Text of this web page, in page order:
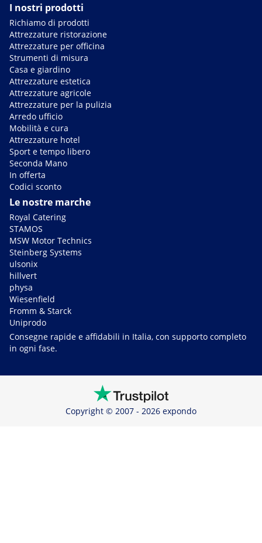
I nostri prodotti
Richiamo di prodotti
Attrezzature ristorazione
Attrezzature per officina
Strumenti di misura
Casa e giardino
Attrezzature estetica
Attrezzature agricole
Attrezzature per la pulizia
Arredo ufficio
Mobilità e cura
Attrezzature hotel
Sport e tempo libero
Seconda Mano
In offerta
Codici sconto
Le nostre marche
Royal Catering
STAMOS
MSW Motor Technics
Steinberg Systems
ulsonix
hillvert
physa
Wiesenfield
Fromm & Starck
Uniprodo
Consegne rapide e affidabili in Italia, con supporto completo
in ogni fase.
Copyright © 2007 - 2026 expondo